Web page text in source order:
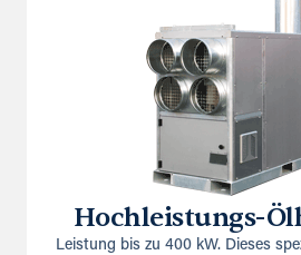
Hochleistungs-
Leistung bis zu 400 kW. Dieses